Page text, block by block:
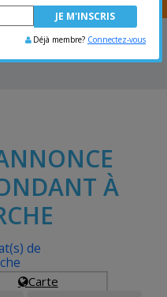
propriétés avecCENTRIS
À
Carte
de
Déjà membre? Connectez-vous